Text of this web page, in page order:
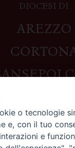
DIOCESI DI
AREZZO
- 52100
o tecnologie
e, con il tuo
e